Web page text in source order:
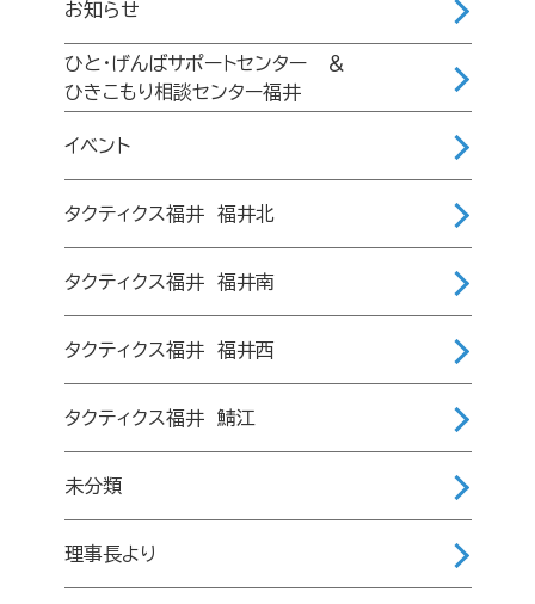
お知らせ
ひと・げんばサポートセンター ＆
ひきこもり相談センター福井
イベント
タクティクス福井 福井北
タクティクス福井 福井南
タクティクス福井 福井西
タクティクス福井 鯖江
未分類
理事長より